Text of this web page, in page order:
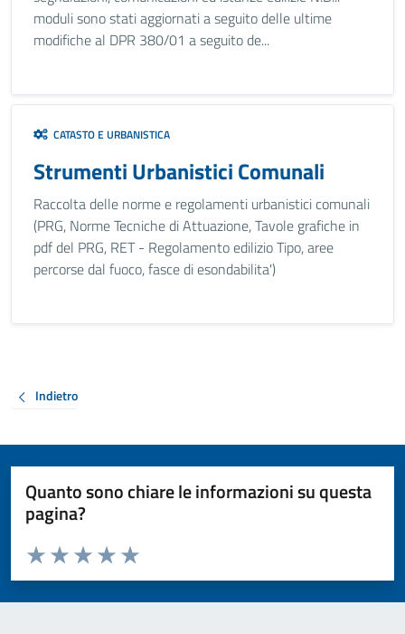
moduli sono stati aggiornati a seguito delle ultime
modifiche al DPR 380/01 a seguito de...
CATASTO E URBANISTICA
Strumenti Urbanistici Comunali
Raccolta delle norme e regolamenti urbanistici comunali
(PRG, Norme Tecniche di Attuazione, Tavole grafiche in
pdf del PRG, RET - Regolamento edilizio Tipo, aree
percorse dal fuoco, fasce di esondabilita')
Indietro
Quanto sono chiare le informazioni su questa
pagina?
Valuta da 1 a 5 stelle la pagina
Valuta 5 stelle su 5
Valuta 4 stelle su 5
Valuta 3 stelle su 5
Valuta 2 stelle su 5
Valuta 1 stelle su 5